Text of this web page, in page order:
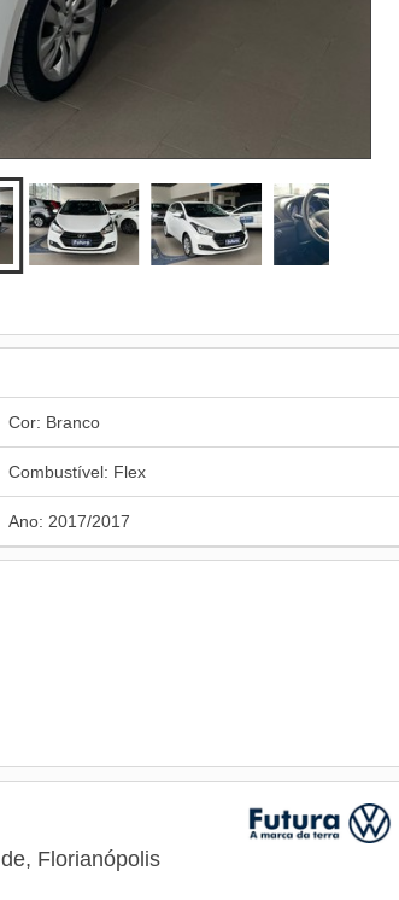
Cor: Branco
Combustível: Flex
Ano: 2017/2017
Florianópolis